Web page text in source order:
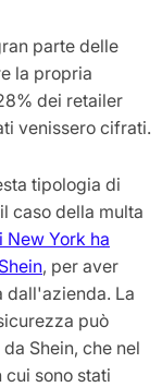
parte delle
la propria
dei retailer
venissero cifrati.
tipologia di
caso della multa
New York ha
, per aver
dall'azienda. La
può
Shein, che nel
cui sono stati